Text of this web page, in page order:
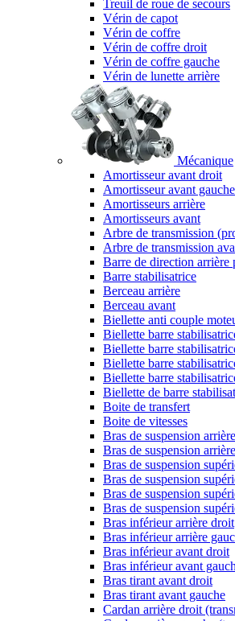
Treuil de roue de secours
Vérin de capot
Vérin de coffre
Vérin de coffre droit
Vérin de coffre gauche
Vérin de lunette arrière
Mécanique
Amortisseur avant droit
Amortisseur avant gauche
Amortisseurs arrière
Amortisseurs avant
Arbre de transmission
Arbre de transmission
Barre de direction arrière
Barre stabilisatrice
Berceau arrière
Berceau avant
Biellette anti couple
Biellette barre
Biellette barre
Biellette barre
Biellette barre
Biellette de barre
Boite de transfert
Boite de vitesses
Bras de suspension
Bras de suspension
Bras de suspension
Bras de suspension
Bras de suspension
Bras de suspension
Bras inférieur arrière droit
Bras inférieur arrière
Bras inférieur avant droit
Bras inférieur avant
Bras tirant avant droit
Bras tirant avant gauche
Cardan arrière droit